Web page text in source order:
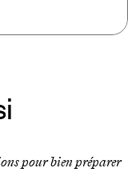
pour bien préparer